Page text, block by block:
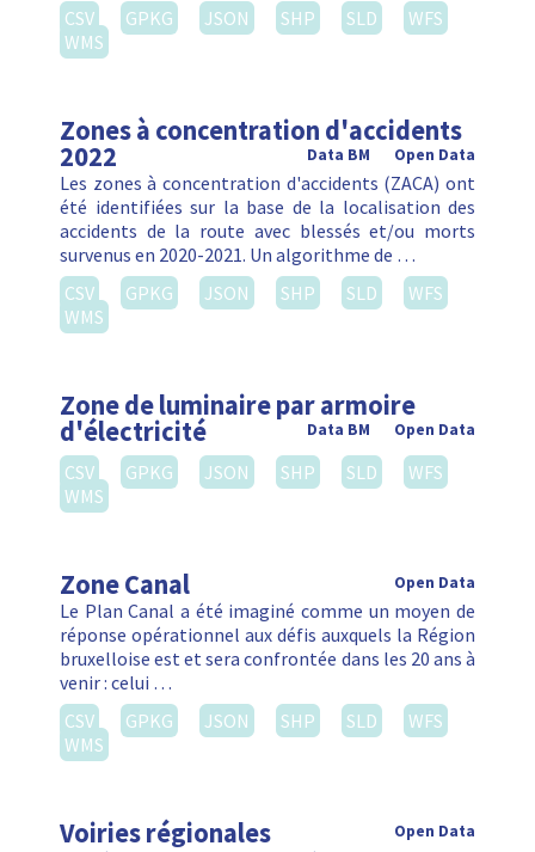
CSV
GPKG JSON SHP SLD
WFS
WMS
Zones à concentration d'accidents
2022 Open Data
Data BM
Les zones à concentration d'accidents (ZACA) ont
été identifiées sur la base de la localisation des
accidents de la route avec blessés et/ou morts
survenus en 2020-2021. Un algorithme de …
CSV
GPKG JSON SHP SLD
WFS
WMS
Zone de luminaire par armoire
d'électricité Open Data
Data BM
CSV GPKG JSON SHP SLD
WFS
WMS
Zone Canal Open Data
Le Plan Canal a été imaginé comme un moyen de
réponse opérationnel aux défis auxquels la Région
bruxelloise est et sera confrontée dans les 20 ans à
venir : celui …
CSV
GPKG JSON SHP SLD
WFS
WMS
Voiries régionales
Open Data